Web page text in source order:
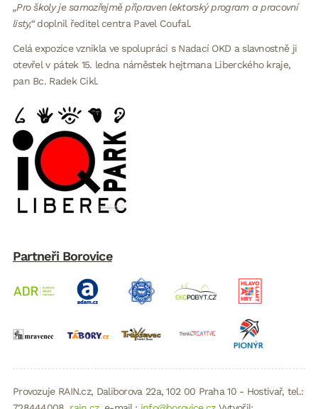
„Pro školy je samozřejmě připraven lektorský program a pracovní
listy,“doplnil ředitel centra Pavel Coufal.
Celá expozice vznikla ve spolupráci s Nadací OKD a slavnostně ji
otevřel v pátek 15. ledna náměstek hejtmana Liberckého kraje,
pan Bc. Radek Cikl.
Partneři Borovice
Provozuje RAIN.cz, Daliborova 22a, 102 00 Praha 10 - Hostivař, tel.: